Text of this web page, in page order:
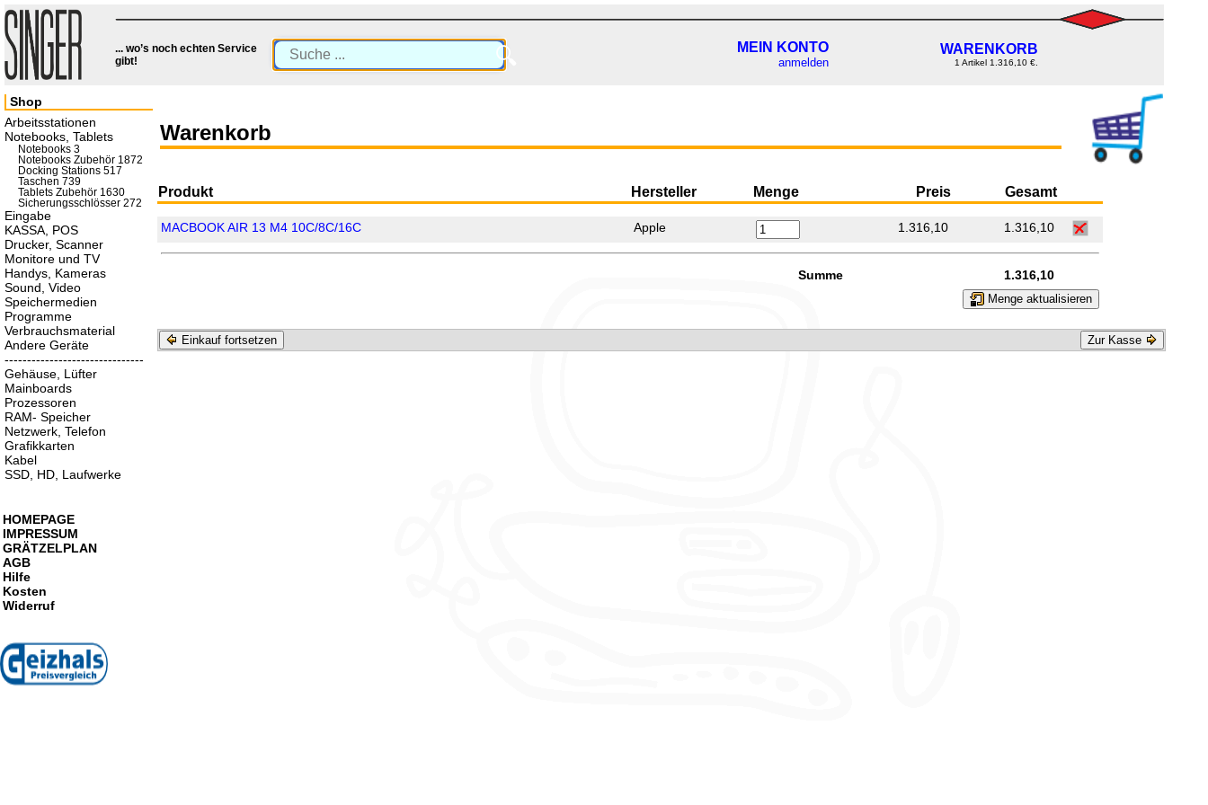
... wo’s noch echten Service
gibt!
🔍 MEIN KONTO
anmelden
WARENKORB
1 Artikel 1.316,10 €.
Warenkorb
Produkt Hersteller Menge Preis Gesamt
MACBOOK AIR 13 M4 10C/8C/16C Apple 1.316,10 1.316,10
Summe 1.316,10
Menge aktualisieren
Einkauf fortsetzen Zur Kasse
Shop
Arbeitsstationen
Notebooks, Tablets
Notebooks 3
Notebooks Zubehör 1872
Docking Stations 517
Taschen 739
Tablets Zubehör 1630
Sicherungsschlösser 272
Eingabe
KASSA, POS
Drucker, Scanner
Monitore und TV
Handys, Kameras
Sound, Video
Speichermedien
Programme
Verbrauchsmaterial
Andere Geräte
-------------------------------
Gehäuse, Lüfter
Mainboards
Prozessoren
RAM- Speicher
Netzwerk, Telefon
Grafikkarten
Kabel
SSD, HD, Laufwerke
HOMEPAGE
IMPRESSUM
GRÄTZELPLAN
AGB
Hilfe
Kosten
Widerruf